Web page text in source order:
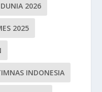
2026
2025
INDONESIA